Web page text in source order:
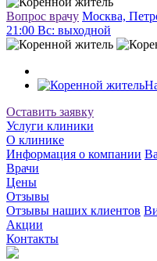
Вопрос врачу Москва,
21:00 Вc: выходной
Оставить заявку
Услуги клиники
О клинике
Информация о компании
Врачи
Цены
Отзывы
Отзывы наших клиентов
Акции
Контакты